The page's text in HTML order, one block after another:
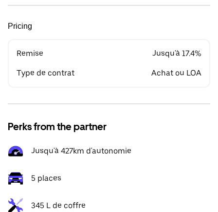
Pricing
Remise Jusqu'à 17.4%
Type de contrat Achat ou LOA
Perks from the partner
Jusqu'à 427km d'autonomie
5 places
345 L de coffre